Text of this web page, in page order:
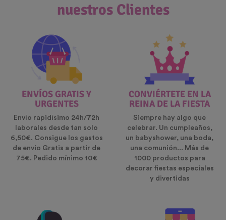
nuestros Clientes
ENVÍOS GRATIS Y
URGENTES
Envío rapidísimo 24h/72h
laborales desde tan solo
6,50€. Consigue los gastos
de envio Gratis a partir de
75€. Pedido mínimo 10€
CONVIÉRTETE EN LA
REINA DE LA FIESTA
Siempre hay algo que
celebrar. Un cumpleaños,
un babyshower, una boda,
una comunión... Más de
1000 productos para
decorar fiestas especiales
y divertidas